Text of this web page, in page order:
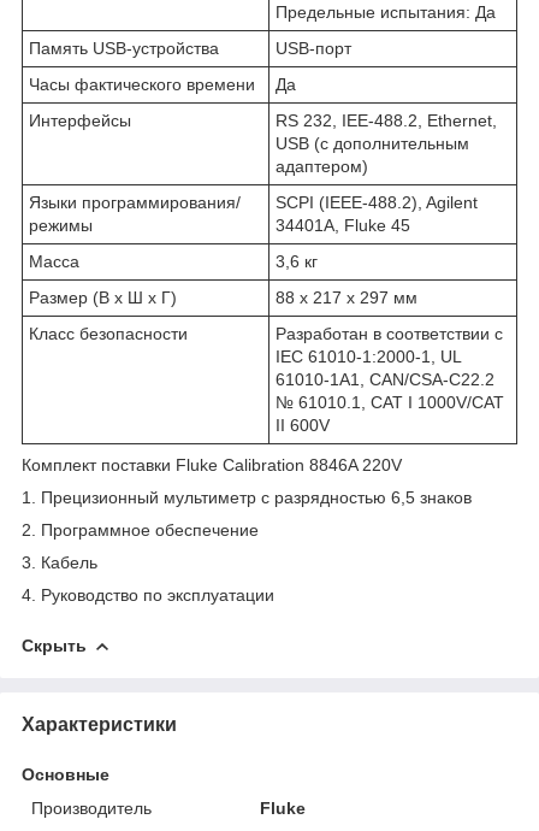
Предельные испытания: Да
Память USB-устройства
USB-порт
Часы фактического времени
Да
Интерфейсы
RS 232, IEE-488.2, Ethernet,
USB (с дополнительным
адаптером)
Языки программирования/
режимы
SCPI (IEEE-488.2), Agilent
34401A, Fluke 45
Масса
3,6 кг
Размер (В x Ш x Г)
88 х 217 х 297 мм
Класс безопасности
Разработан в соответствии с
IEC 61010-1:2000-1, UL
61010-1A1, CAN/CSA-C22.2
№ 61010.1, CAT I 1000V/CAT
II 600V
Комплект поставки Fluke Calibration 8846A 220V
1. Прецизионный мультиметр с разрядностью 6,5 знаков
2. Программное обеспечение
3. Кабель
4. Руководство по эксплуатации
Скрыть
Характеристики
Основные
Производитель
Fluke